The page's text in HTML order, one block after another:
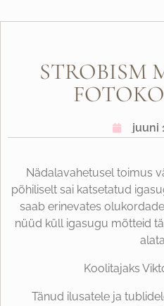
STROBISM
juuni
Nädalavahetusel toimus
põhiliselt sai katsetatud
saab erinevates
nüüd küll igasugu mõtteid
Koolitajaks
Tänud ilusatele ja